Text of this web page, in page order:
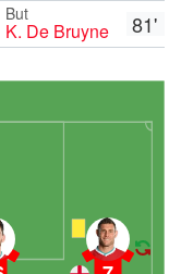
81'
But
K. De Bruyne